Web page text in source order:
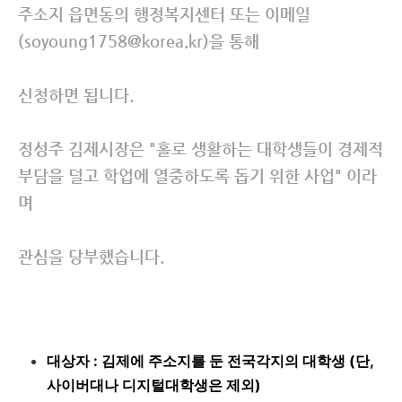
주소지 읍면동의 행정복지센터 또는 이메일
(soyoung1758@korea.kr)을 통해
신청하면 됩니다.
정성주 김제시장은 "홀로 생활하는 대학생들이 경제적
부담을 덜고 학업에 열중하도록 돕기 위한 사업" 이라
며
관심을 당부했습니다.
대상자 : 김제에 주소지를 둔 전국각지의 대학생 (단,
사이버대나 디지털대학생은 제외)